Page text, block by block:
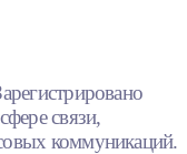
связи,
коммуникаций.